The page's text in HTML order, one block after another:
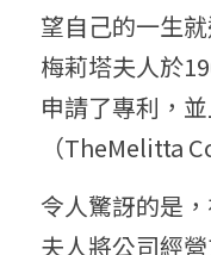
望自己的一生
梅莉塔夫人於
申請了專利，
（TheMelitta
令人驚訝的是
夫人將公司經